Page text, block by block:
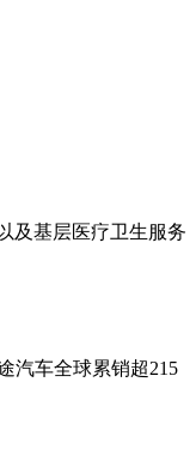
及基层医疗卫生服务
汽车全球累销超215